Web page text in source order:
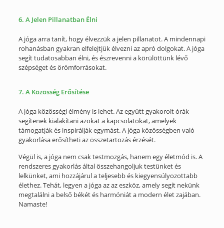
6. A Jelen Pillanatban Élni
A jóga arra tanít, hogy élvezzük a jelen pillanatot. A mindennapi
rohanásban gyakran elfelejtjük élvezni az apró dolgokat. A jóga
segít tudatosabban élni, és észrevenni a körülöttünk lévő
szépséget és örömforrásokat.
7. A Közösség Erősítése
A jóga közösségi élmény is lehet. Az együtt gyakorolt órák
segítenek kialakítani azokat a kapcsolatokat, amelyek
támogatják és inspirálják egymást. A jóga közösségben való
gyakorlása erősítheti az összetartozás érzését.
Végül is, a jóga nem csak testmozgás, hanem egy életmód is. A
rendszeres gyakorlás által összehangoljuk testünket és
lelkünket, ami hozzájárul a teljesebb és kiegyensúlyozottabb
élethez. Tehát, legyen a jóga az az eszköz, amely segít nekünk
megtalálni a belső békét és harmóniát a modern élet zajában.
Namaste!